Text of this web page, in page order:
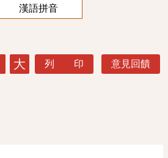
漢語拼音
大 列 印 意見回饋